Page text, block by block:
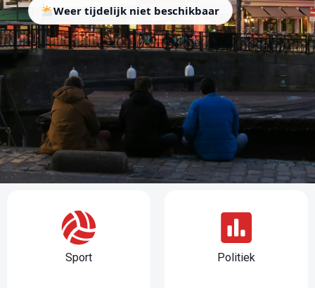
Weer tijdelijk niet beschikbaar
Sport Politiek